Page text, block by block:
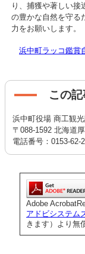
り、捕獲や著しい接
の豊かな自然を守る
力をお願いします。
浜中町ラッコ鑑賞
この
浜中町役場 商工観
〒088-1592 北海道
電話番号：0153-62-
Adobe
アドビシステム
きます）より無